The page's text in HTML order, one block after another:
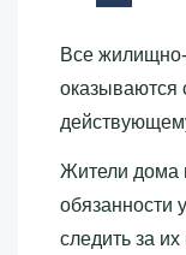
Все
оказываются
Жители дома
обязанности
следить за